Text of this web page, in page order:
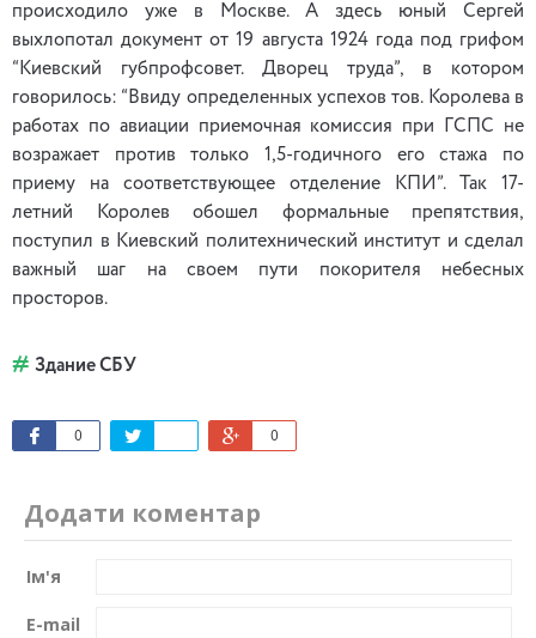
происходило уже в Москве. А здесь юный Сергей
выхлопотал документ от 19 августа 1924 года под грифом
“Киевский губпрофсовет. Дворец труда”, в котором
говорилось: “Ввиду определенных успехов тов. Королева в
работах по авиации приемочная комиссия при ГСПС не
возражает против только 1,5-годичного его стажа по
приему на соответствующее отделение КПИ”. Так 17-
летний Королев обошел формальные препятствия,
поступил в Киевский политехнический институт и сделал
важный шаг на своем пути покорителя небесных
просторов.
Здание СБУ
0 0
Додати коментар
Ім'я
E-mail